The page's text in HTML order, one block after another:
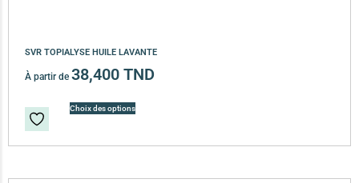
SVR TOPIALYSE HUILE LAVANTE
À partir de 38,400 TND
Choix des options